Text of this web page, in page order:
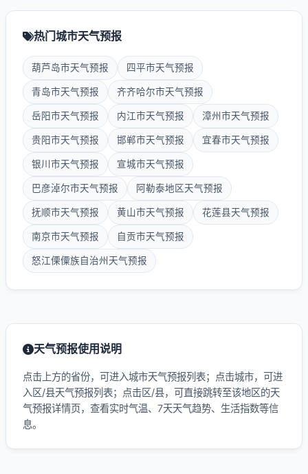
热门城市天气预报
葫芦岛市天气预报 四平市天气预报
青岛市天气预报 齐齐哈尔市天气预报
岳阳市天气预报 内江市天气预报 漳州市天气预报
贵阳市天气预报 邯郸市天气预报 宜春市天气预报
银川市天气预报 宣城市天气预报
巴彦淖尔市天气预报 阿勒泰地区天气预报
抚顺市天气预报 黄山市天气预报 花莲县天气预报
南京市天气预报 自贡市天气预报
怒江傈僳族自治州天气预报
天气预报使用说明
点击上方的省份，可进入城市天气预报列表；点击城市，可进
入区/县天气预报列表；点击区/县，可直接跳转至该地区的天
气预报详情页，查看实时气温、7天天气趋势、生活指数等信
息。